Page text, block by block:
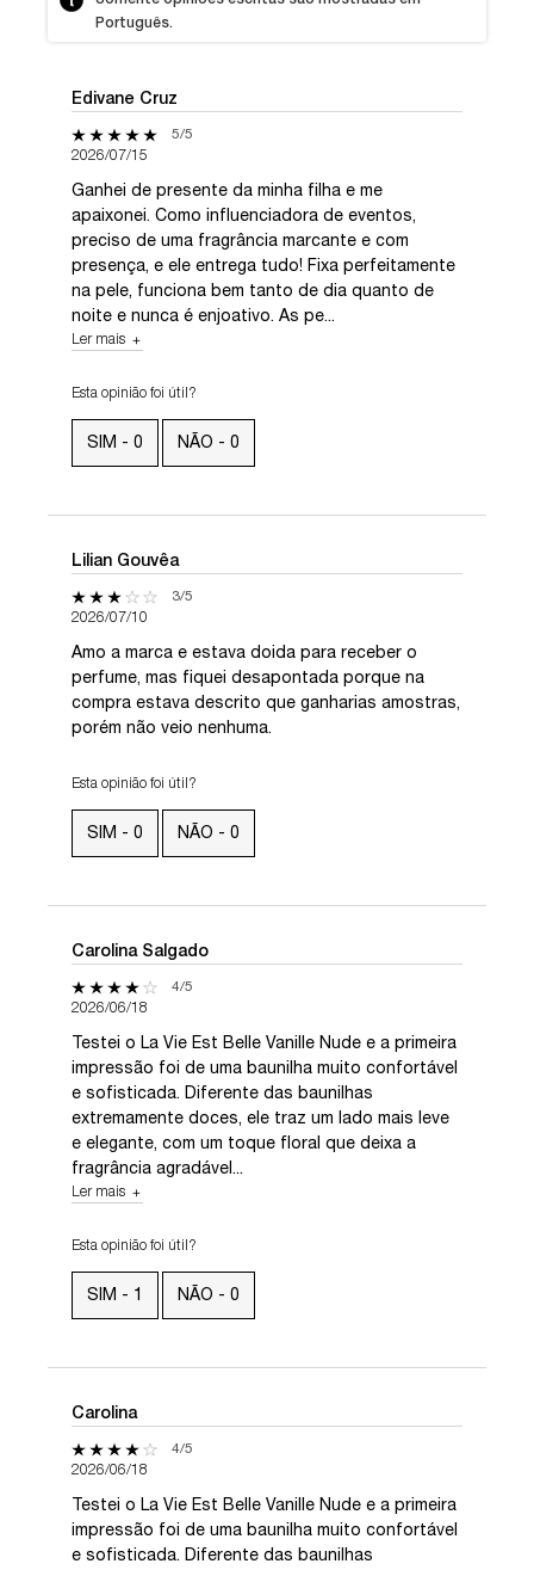
Português.
Edivane Cruz
5 out of 5 stars. 5/5
2026/07/15
​Ganhei de presente da minha filha e me
apaixonei. Como influenciadora de eventos,
preciso de uma fragrância marcante e com
presença, e ele entrega tudo! Fixa perfeitamente
na pele, funciona bem tanto de dia quanto de
noite e nunca é enjoativo. As pe...
Ler mais
Esta opinião foi útil?
SIM - 0 NÃO - 0
Lilian Gouvêa
3 out of 5 stars. 3/5
2026/07/10
Amo a marca e estava doida para receber o
perfume, mas fiquei desapontada porque na
compra estava descrito que ganharias amostras,
porém não veio nenhuma.
Esta opinião foi útil?
SIM - 0 NÃO - 0
Carolina Salgado
4 out of 5 stars. 4/5
2026/06/18
Testei o La Vie Est Belle Vanille Nude e a primeira
impressão foi de uma baunilha muito confortável
e sofisticada. Diferente das baunilhas
extremamente doces, ele traz um lado mais leve
e elegante, com um toque floral que deixa a
fragrância agradável...
Ler mais
Esta opinião foi útil?
SIM - 1 NÃO - 0
Carolina
4 out of 5 stars. 4/5
2026/06/18
Testei o La Vie Est Belle Vanille Nude e a primeira
impressão foi de uma baunilha muito confortável
e sofisticada. Diferente das baunilhas